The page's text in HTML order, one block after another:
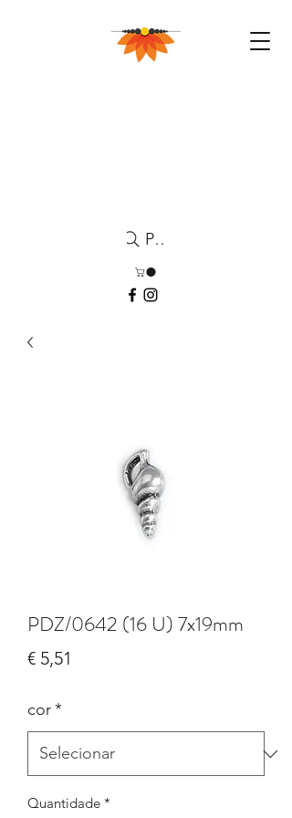
Pesquisa
PDZ/0642 (16 U) 7x19mm
€ 5,51
cor*
Quantidade *